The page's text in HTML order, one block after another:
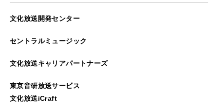
文化放送開発センター
セントラルミュージック
文化放送キャリアパートナーズ
東京音研放送サービス
文化放送iCraft